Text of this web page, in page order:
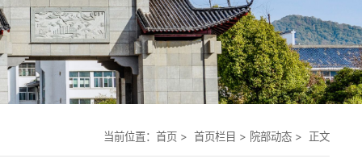
当前位置： 首页> 首页栏目 > 院部动态> 正文